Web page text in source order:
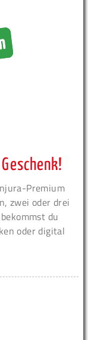
Premium
zwei oder drei
du
oder digital